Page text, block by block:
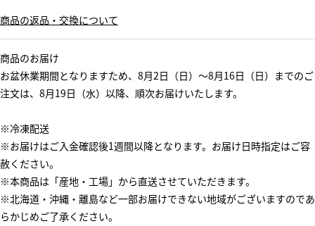
商品の返品・交換について
商品のお届け
お盆休業期間となりますため、8月2日（日）～8月16日（日）までのご
注文は、8月19日（水）以降、順次お届けいたします。
※冷凍配送
※お届けはご入金確認後1週間以降となります。お届け日時指定はご容
赦ください。
※本商品は「産地・工場」から直送させていただきます。
※北海道・沖縄・離島など一部お届けできない地域がございますのであ
らかじめご了承ください。